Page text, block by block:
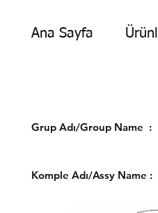
Ana Sayfa
Grup Adı/Group
Komple Adı/Assy Name :